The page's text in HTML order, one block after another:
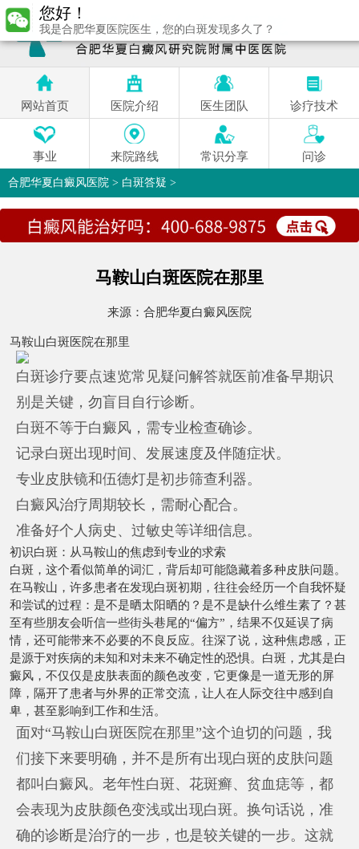
网站首页 医院介绍 医生团队 诊疗技术
事业 来院路线 常识分享 问诊
合肥华夏白癜风医院 > 白斑答疑 >
马鞍山白斑医院在那里
来源： 合肥华夏白癜风医院
马鞍山白斑医院在那里
白斑诊疗要点速览常见疑问解答就医前准备早期识
别是关键，勿盲目自行诊断。
白斑不等于白癜风，需专业检查确诊。
记录白斑出现时间、发展速度及伴随症状。
专业皮肤镜和伍德灯是初步筛查利器。
白癜风治疗周期较长，需耐心配合。
准备好个人病史、过敏史等详细信息。
初识白斑：从马鞍山的焦虑到专业的求索
白斑，这个看似简单的词汇，背后却可能隐藏着多种皮肤问题。
在马鞍山，许多患者在发现白斑初期，往往会经历一个自我怀疑
和尝试的过程：是不是晒太阳晒的？是不是缺什么维生素了？甚
至有些朋友会听信一些街头巷尾的“偏方”，结果不仅延误了病
情，还可能带来不必要的不良反应。往深了说，这种焦虑感，正
是源于对疾病的未知和对未来不确定性的恐惧。白斑，尤其是白
癜风，不仅仅是皮肤表面的颜色改变，它更像是一道无形的屏
障，隔开了患者与外界的正常交流，让人在人际交往中感到自
卑，甚至影响到工作和生活。
面对“马鞍山白斑医院在那里”这个迫切的问题，我
们接下来要明确，并不是所有出现白斑的皮肤问题
都叫白癜风。老年性白斑、花斑癣、贫血痣等，都
会表现为皮肤颜色变浅或出现白斑。换句话说，准
确的诊断是治疗的一步，也是较关键的一步。这就
您好！
我是合肥华夏医院医生，您的白斑发现多久了？